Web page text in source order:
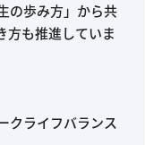
の歩み方」から共
方も推進していま
クライフバランス